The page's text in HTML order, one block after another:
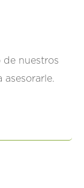
de nuestros
asesorarle.